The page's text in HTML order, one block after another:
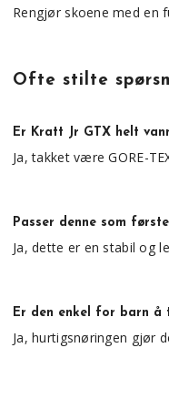
Rengjør skoene med en
Ofte stilte
Er Kratt Jr GTX helt
Ja, takket være GORE-
Passer denne som
Ja, dette er en stabil og
Er den enkel for barn å
Ja, hurtigsnøringen gjør